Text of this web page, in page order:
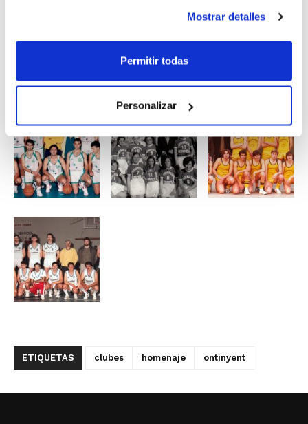
Mostrar detalles
Permitir todas
Personalizar
para la ocasión remitiéndolas a la
basquetgener2013@gmail.co
m.
ETIQUETAS clubes homenaje ontinyent